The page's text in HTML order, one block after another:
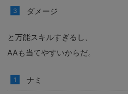
ダメージ
と万能スキルすぎるし、
AAも当てやすいからだ。
ナミ